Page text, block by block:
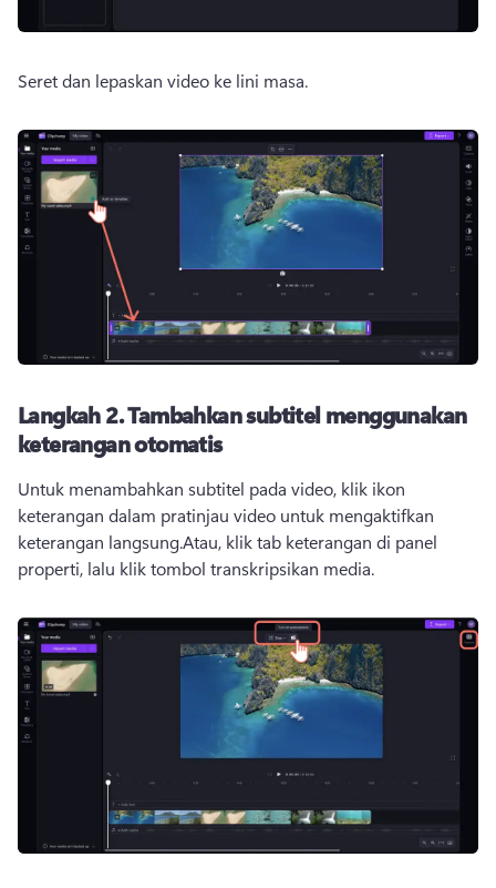
Seret dan lepaskan video ke lini masa.
Langkah 2.Tambahkan subtitel menggunakan
keterangan otomatis
Untuk menambahkan subtitel pada video, klik ikon
keterangan dalam pratinjau video untuk mengaktifkan
keterangan langsung.Atau, klik tab keterangan di panel
properti, lalu klik tombol transkripsikan media.